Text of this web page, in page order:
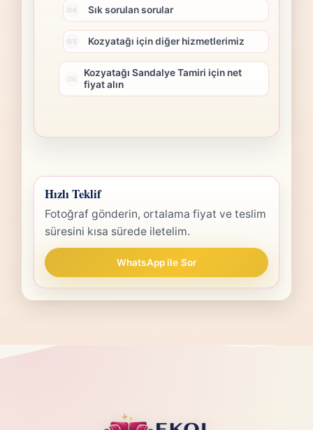
Sık sorulan sorular
Kozyatağı için diğer hizmetlerimiz
Kozyatağı Sandalye Tamiri için net
fiyat alın
Hızlı Teklif
Fotoğraf gönderin, ortalama fiyat ve teslim
süresini kısa sürede iletelim.
WhatsApp ile Sor